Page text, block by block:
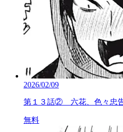
2026/02/09
第１３話② 六花、色々忠
無料